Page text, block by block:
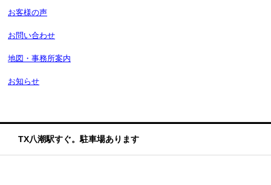
お客様の声
お問い合わせ
地図・事務所案内
お知らせ
TX八潮駅すぐ。駐車場あります